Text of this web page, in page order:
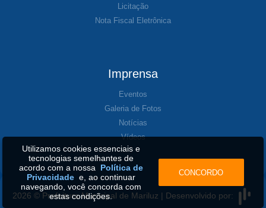
Licitação
Nota Fiscal Eletrônica
Imprensa
Eventos
Galeria de Fotos
Notícias
Vídeos
2026 © Prefeitura Municipal de Mariluz | Desenvolvido por:
Utilizamos cookies essenciais e
tecnologias semelhantes de
acordo com a nossa Política de
Privacidadee, ao continuar
navegando, você concorda com
estas condições.
CONCORDO